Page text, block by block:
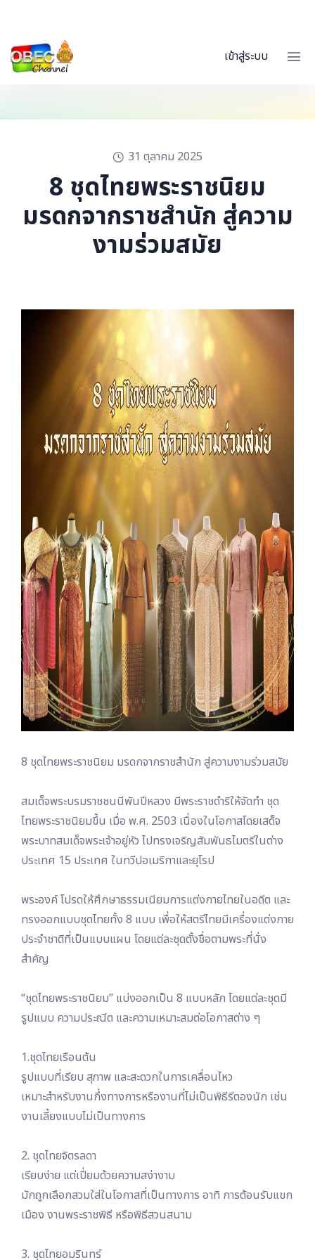
เข้าสู่ระบบ
31 ตุลาคม 2025
8 ชุดไทยพระราชนิยม
มรดกจากราชสำนัก สู่ความ
งามร่วมสมัย
8 ชุดไทยพระราชนิยม มรดกจากราชสำนัก สู่ความงามร่วมสมัย
สมเด็จพระบรมราชชนนีพันปีหลวง มีพระราชดำริให้จัดทำ ชุด
ไทยพระราชนิยมขึ้น เมื่อ พ.ศ. 2503 เนื่องในโอกาสโดยเสด็จ
พระบาทสมเด็จพระเจ้าอยู่หัว ไปทรงเจริญสัมพันธไมตรีในต่าง
ประเทศ 15 ประเทศ ในทวีปอเมริกาและยุโรป
พระองค์ โปรดให้ศึกษาธรรมเนียมการแต่งกายไทยในอดีต และ
ทรงออกแบบชุดไทยทั้ง 8 แบบ เพื่อให้สตรีไทยมีเครื่องแต่งกาย
ประจำชาติที่เป็นแบบแผน โดยแต่ละชุดตั้งชื่อตามพระที่นั่ง
สำคัญ
“ชุดไทยพระราชนิยม” แบ่งออกเป็น 8 แบบหลัก โดยแต่ละชุดมี
รูปแบบ ความประณีต และความเหมาะสมต่อโอกาสต่าง ๆ
1.ชุดไทยเรือนต้น
รูปแบบที่เรียบ สุภาพ และสะดวกในการเคลื่อนไหว
เหมาะสำหรับงานกึ่งทางการหรืองานที่ไม่เป็นพิธีรีตองนัก เช่น
งานเลี้ยงแบบไม่เป็นทางการ
2. ชุดไทยจิตรลดา
เรียบง่าย แต่เปี่ยมด้วยความสง่างาม
มักถูกเลือกสวมใส่ในโอกาสที่เป็นทางการ อาทิ การต้อนรับแขก
เมือง งานพระราชพิธี หรือพิธีสวนสนาม
3. ชุดไทยอมรินทร์